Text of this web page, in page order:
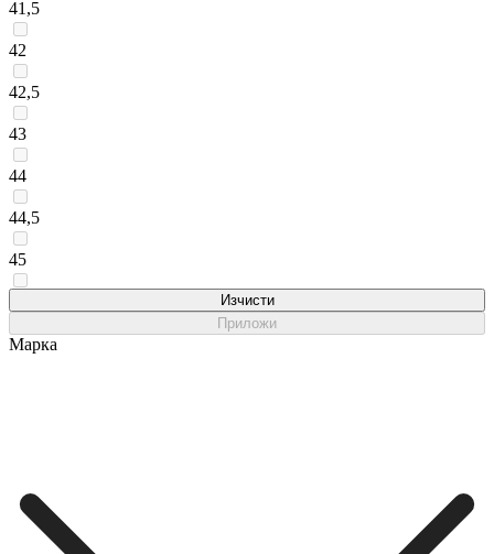
41,5
42
42,5
43
44
44,5
45
Изчисти
Приложи
Марка